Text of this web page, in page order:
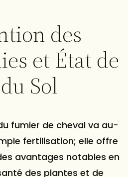
des
et État de
Sol
fumier de cheval va au-
fertilisation; elle offre
avantages notables en
des plantes et de